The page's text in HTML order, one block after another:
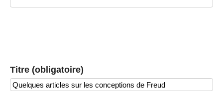
Titre (obligatoire)